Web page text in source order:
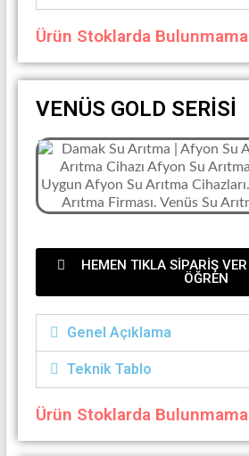
Ürün Stoklarda
VENÜS GOLD SERİSİ
HEMEN TIKLA SİPARİŞ
ÖĞREN
Genel Açıklama
Teknik Tablo
Ürün Stoklarda